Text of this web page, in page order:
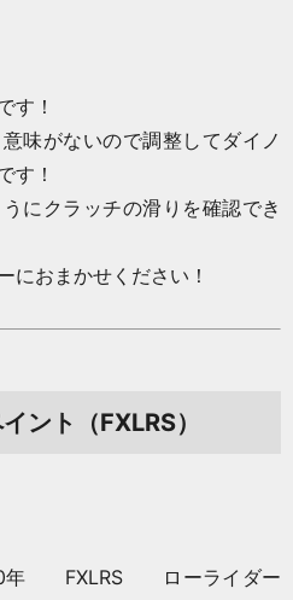
す！
味がないので調整してダイノ
す！
にクラッチの滑りを確認でき
におまかせください！
ント（FXLRS）
FXLRS ローライダー